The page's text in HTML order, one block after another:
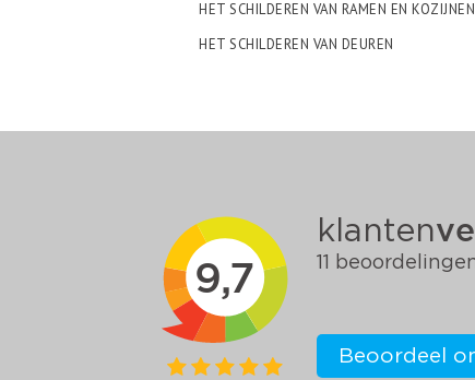
HET SCHILDEREN VAN RAMEN EN KOZIJNEN
HET SCHILDEREN VAN DEUREN